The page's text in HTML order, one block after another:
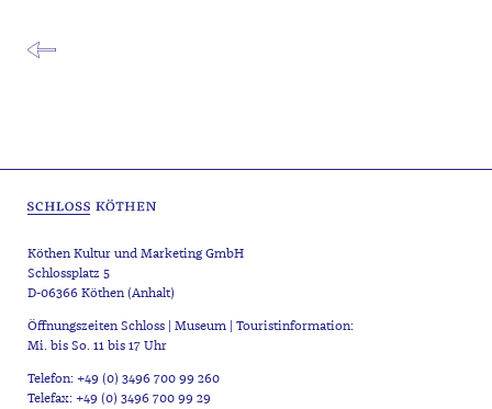
Köthen Kultur und Marketing GmbH
Schlossplatz 5
D-06366 Köthen (Anhalt)
Öffnungszeiten Schloss | Museum | Touristinformation:
Mi. bis So. 11 bis 17 Uhr
Telefon: +49 (0) 3496 700 99 260
Telefax: +49 (0) 3496 700 99 29